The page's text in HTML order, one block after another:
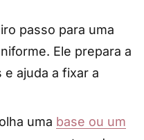
passo para uma
Ele prepara a
ajuda a fixar a
uma base ou um